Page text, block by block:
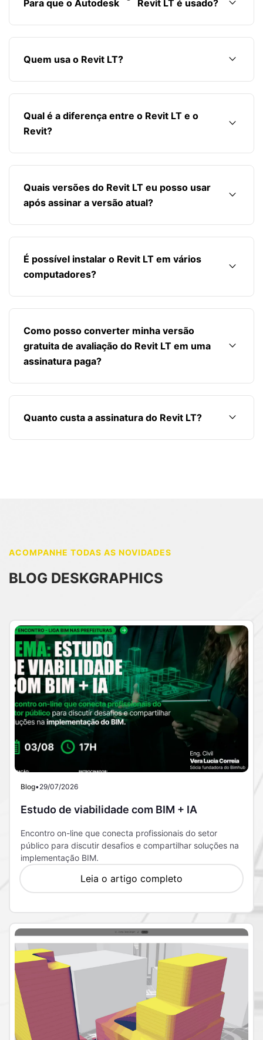
Para que o Autodesk Revit LT é usado?
Quem usa o Revit LT? keyboard_arrow_down
Qual é a diferença entre o Revit LT e o
Revit?
keyboard_arrow_down
Quais versões do Revit LT eu posso usar
após assinar a versão atual?
keyboard_arrow_down
É possível instalar o Revit LT em vários
computadores?
keyboard_arrow_down
Como posso converter minha versão
gratuita de avaliação do Revit LT em uma
assinatura paga?
keyboard_arrow_down
Quanto custa a assinatura do Revit LT? keyboard_arrow_down
ACOMPANHE TODAS AS NOVIDADES
BLOG DESKGRAPHICS
Blog•29/07/2026
Estudo de viabilidade com BIM + IA
Encontro on-line que conecta profissionais do setor
público para discutir desafios e compartilhar soluções na
implementação BIM.
Leia o artigo completo